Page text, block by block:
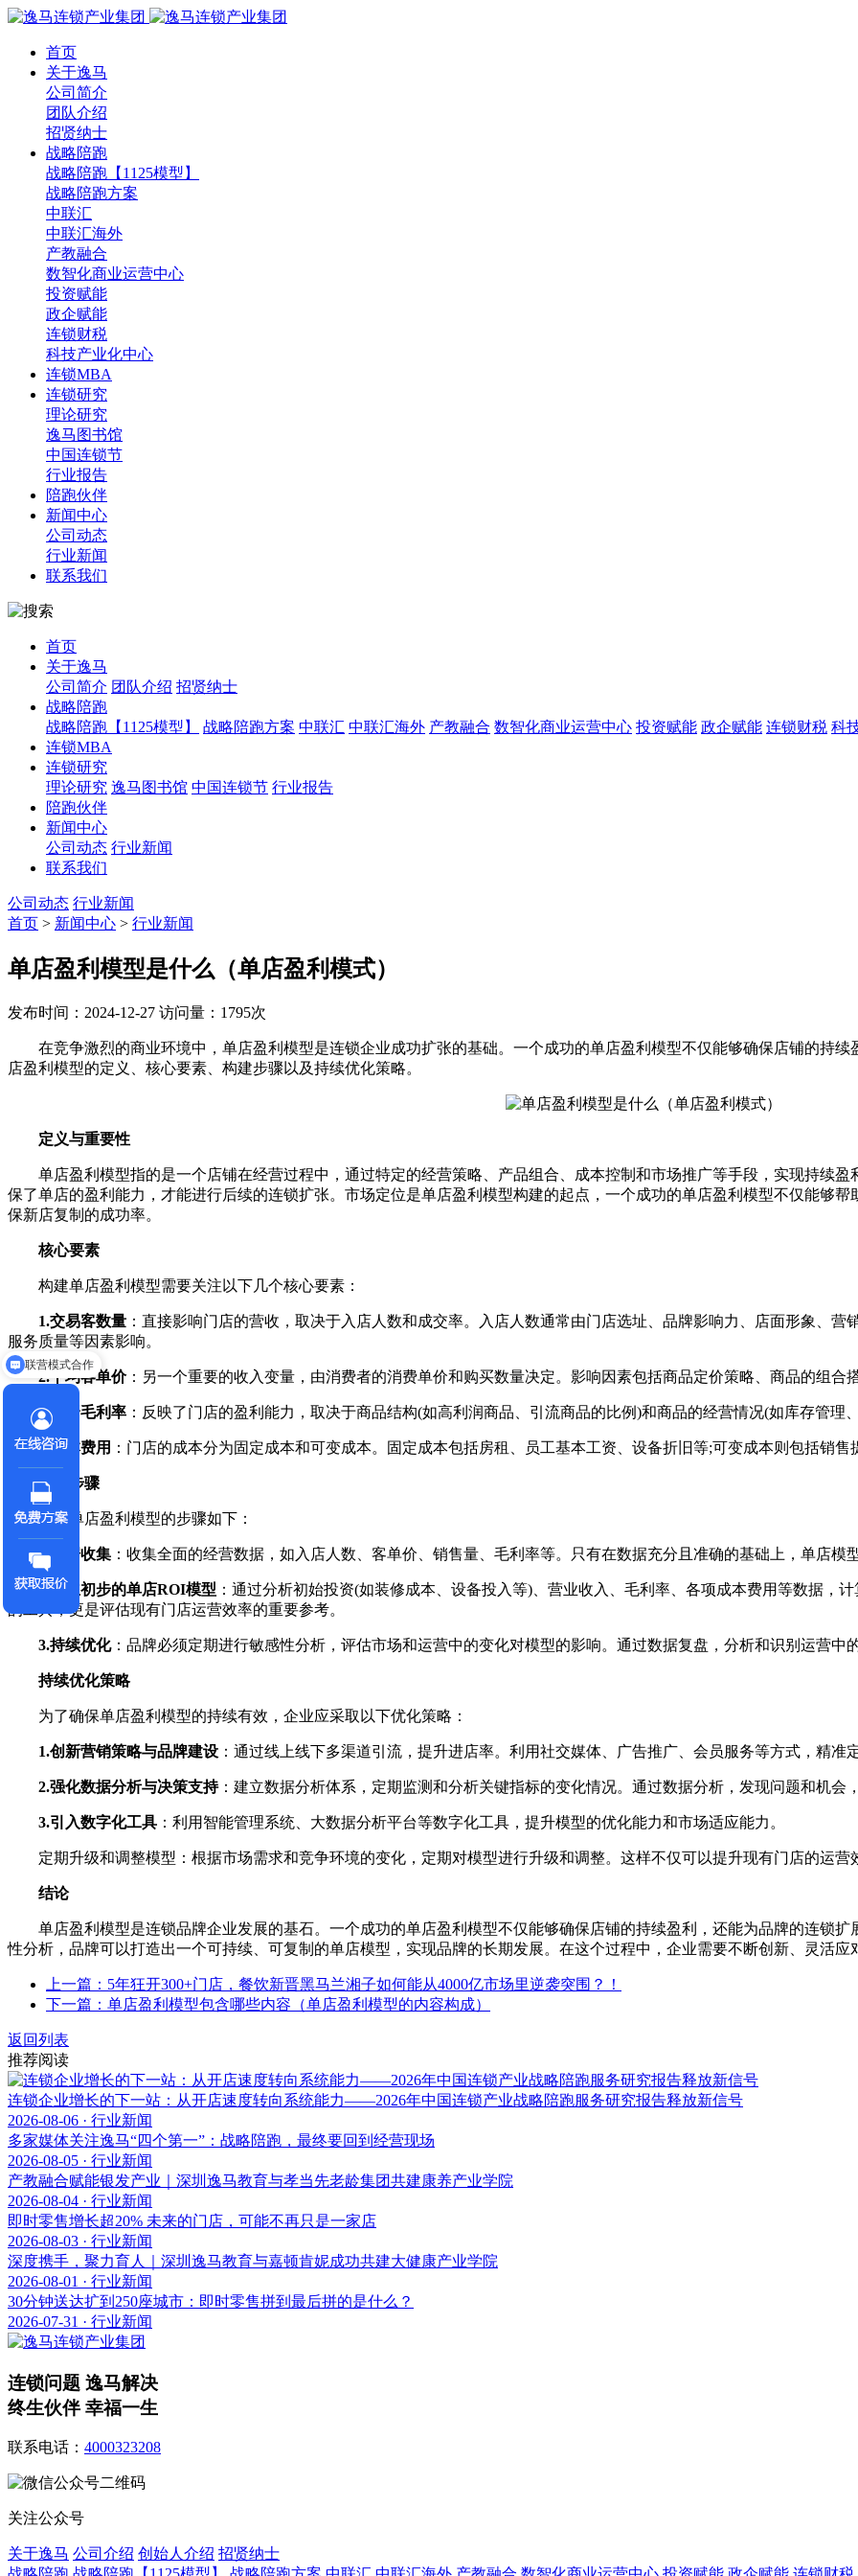
首页
关于逸马
公司简介
团队介绍
招贤纳士
战略陪跑
战略陪跑【1125模型】
战略陪跑方案
中联汇
中联汇海外
产教融合
数智化商业运营中心
投资赋能
政企赋能
连锁财税
科技产业化中心
连锁MBA
连锁研究
理论研究
逸马图书馆
中国连锁节
行业报告
陪跑伙伴
新闻中心
公司动态
行业新闻
联系我们
首页
关于逸马
公司简介 团队介绍 招贤纳士
战略陪跑
战略陪跑【1125模型】
战略陪跑方案 中联汇 中联汇海外 产教融合 数智化商业运营中心 投资赋能 政企赋能 连锁财税 科
连锁MBA
连锁研究
理论研究 逸马图书馆 中国连锁节 行业报告
陪跑伙伴
新闻中心
公司动态 行业新闻
联系我们
公司动态 行业新闻
首页 > 新闻中心 > 行业新闻
单店盈利模型是什么（单店盈利模式）
发布时间：2024-12-27 访问量：1795次
在竞争激烈的商业环境中，单店盈利模型是连锁企业成功扩张的基础。一个成功的单店盈利模型不仅能够确保店铺的持续
店盈利模型的定义、核心要素、构建步骤以及持续优化策略。
定义与重要性
单店盈利模型指的是一个店铺在经营过程中，通过特定的经营策略、产品组合、成本控制和市场推广等手段，实现持续盈
保了单店的盈利能力，才能进行后续的连锁扩张。市场定位是单店盈利模型构建的起点，一个成功的单店盈利模型不仅能够
保新店复制的成功率。
核心要素
构建单店盈利模型需要关注以下几个核心要素：
1.交易客数量 ：直接影响门店的营收，取决于入店人数和成交率。入店人数通常由门店选址、品牌影响力、店面形象、营
服务质量等因素影响。
2.平均客单价：另一个重要的收入变量，由消费者的消费单价和购买数量决定。影响因素包括商品定价策略、商品的组合
3.综合毛利率 ：反映了门店的盈利能力，取决于商品结构(如高利润商品、引流商品的比例)和商品的经营情况(如库存管理
4.成本费用 ：门店的成本分为固定成本和可变成本。固定成本包括房租、员工基本工资、设备折旧等;可变成本则包括销售
构建步骤
构建单店盈利模型的步骤如下：
1.数据收集 ：收集全面的经营数据，如入店人数、客单价、销售量、毛利率等。只有在数据充分且准确的基础上，单店模
2.建立初步的单店ROI模型 ：通过分析初始投资(如装修成本、设备投入等)、营业收入、毛利率、各项成本费用等数据，
的工具，更是评估现有门店运营效率的重要参考。
3.持续优化：品牌必须定期进行敏感性分析，评估市场和运营中的变化对模型的影响。通过数据复盘，分析和识别运营中
持续优化策略
为了确保单店盈利模型的持续有效，企业应采取以下优化策略：
1.创新营销策略与品牌建设 ：通过线上线下多渠道引流，提升进店率。利用社交媒体、广告推广、会员服务等方式，精准
2.强化数据分析与决策支持：建立数据分析体系，定期监测和分析关键指标的变化情况。通过数据分析，发现问题和机会
3.引入数字化工具 ：利用智能管理系统、大数据分析平台等数字化工具，提升模型的优化能力和市场适应能力。
定期升级和调整模型：根据市场需求和竞争环境的变化，定期对模型进行升级和调整。这样不仅可以提升现有门店的运营
结论
单店盈利模型是连锁品牌企业发展的基石。一个成功的单店盈利模型不仅能够确保店铺的持续盈利，还能为品牌的连锁扩
性分析，品牌可以打造出一个可持续、可复制的单店模型，实现品牌的长期发展。在这个过程中，企业需要不断创新、灵活应
上一篇：5年狂开300+门店，餐饮新晋黑马兰湘子如何能从4000亿市场里逆袭突围？！
下一篇：单店盈利模型包含哪些内容（单店盈利模型的内容构成）
返回列表
推荐阅读
连锁企业增长的下一站：从开店速度转向系统能力——2026年中国连锁产业战略陪跑服务研究报告释放新信号
2026-08-06 · 行业新闻
多家媒体关注逸马“四个第一”：战略陪跑，最终要回到经营现场
2026-08-05 · 行业新闻
产教融合赋能银发产业｜深圳逸马教育与孝当先老龄集团共建康养产业学院
2026-08-04 · 行业新闻
即时零售增长超20% 未来的门店，可能不再只是一家店
2026-08-03 · 行业新闻
深度携手，聚力育人｜深圳逸马教育与嘉顿肯妮成功共建大健康产业学院
2026-08-01 · 行业新闻
30分钟送达扩到250座城市：即时零售拼到最后拼的是什么？
2026-07-31 · 行业新闻
连锁问题 逸马解决
终生伙伴 幸福一生
联系电话： 4000323208
关注公众号
关于逸马 公司介绍 创始人介绍 招贤纳士
获取连锁企业扩张方案
联营模式合作